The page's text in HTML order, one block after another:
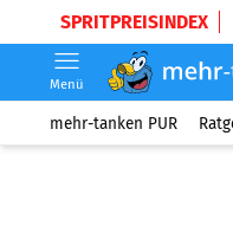
SPRITPREISINDEX
Menü
mehr-tanken PUR